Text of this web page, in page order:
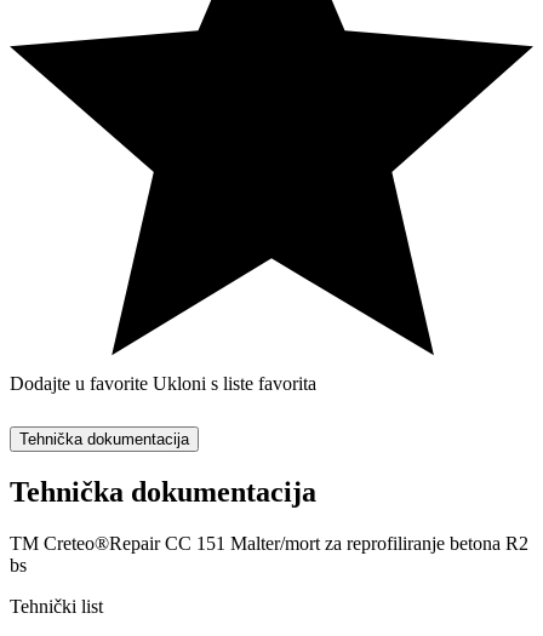
Dodajte u favorite Ukloni s liste favorita
Tehnička dokumentacija
Tehnička dokumentacija
TM Creteo®Repair CC 151 Malter/mort za reprofiliranje betona R2
bs
Tehnički list